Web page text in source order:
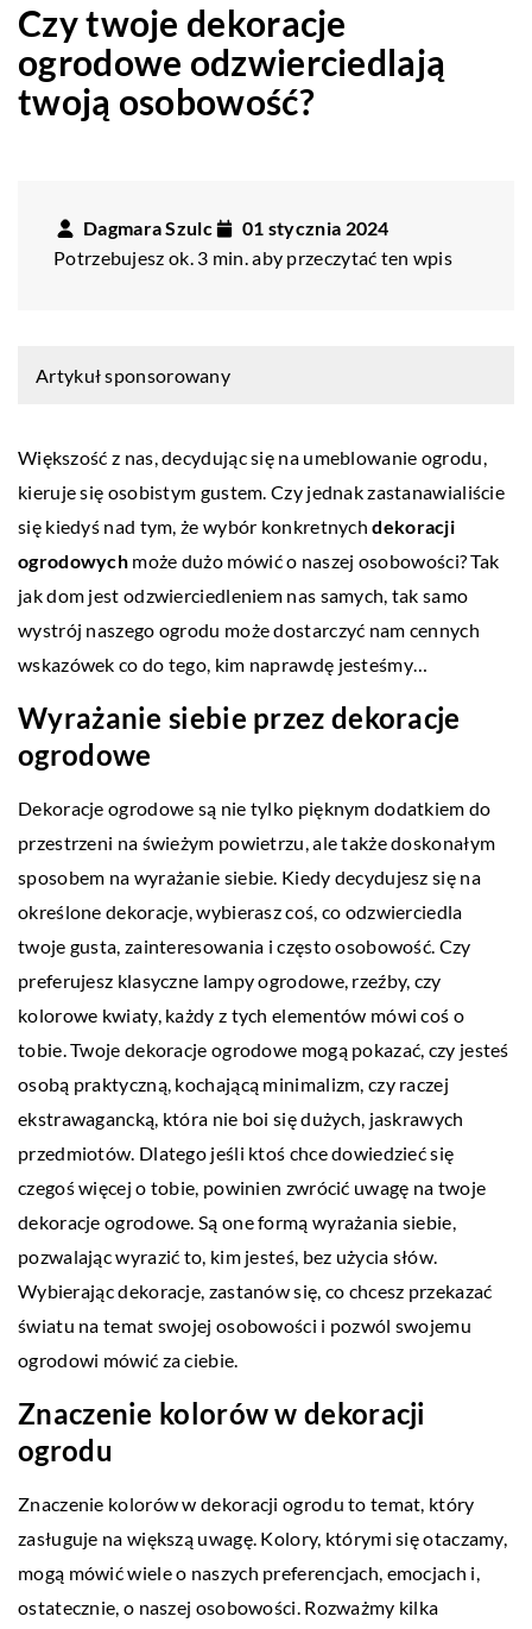
Czy twoje dekoracje
ogrodowe odzwierciedlają
twoją osobowość?
Dagmara Szulc
01 stycznia 2024
Potrzebujesz ok. 3 min. aby przeczytać ten wpis
Artykuł sponsorowany
Większość z nas, decydując się na umeblowanie ogrodu,
kieruje się osobistym gustem. Czy jednak zastanawialiście
się kiedyś nad tym, że wybór konkretnychdekoracji
ogrodowych może dużo mówić o naszej osobowości? Tak
jak dom jest odzwierciedleniem nas samych, tak samo
wystrój naszego ogrodu może dostarczyć nam cennych
wskazówek co do tego, kim naprawdę jesteśmy…
Wyrażanie siebie przez dekoracje
ogrodowe
Dekoracje ogrodowe są nie tylko pięknym dodatkiem do
przestrzeni na świeżym powietrzu, ale także doskonałym
sposobem na wyrażanie siebie. Kiedy decydujesz się na
określone dekoracje, wybierasz coś, co odzwierciedla
twoje gusta, zainteresowania i często osobowość. Czy
preferujesz klasyczne lampy ogrodowe, rzeźby, czy
kolorowe kwiaty, każdy z tych elementów mówi coś o
tobie. Twoje dekoracje ogrodowe mogą pokazać, czy jesteś
osobą praktyczną, kochającą minimalizm, czy raczej
ekstrawagancką, która nie boi się dużych, jaskrawych
przedmiotów. Dlatego jeśli ktoś chce dowiedzieć się
czegoś więcej o tobie, powinien zwrócić uwagę na twoje
dekoracje ogrodowe. Są one formą wyrażania siebie,
pozwalając wyrazić to, kim jesteś, bez użycia słów.
Wybierając dekoracje, zastanów się, co chcesz przekazać
światu na temat swojej osobowości i pozwól swojemu
ogrodowi mówić za ciebie.
Znaczenie kolorów w dekoracji
ogrodu
Znaczenie kolorów w dekoracji ogrodu to temat, który
zasługuje na większą uwagę. Kolory, którymi się otaczamy,
mogą mówić wiele o naszych preferencjach, emocjach i,
ostatecznie, o naszej osobowości. Rozważmy kilka